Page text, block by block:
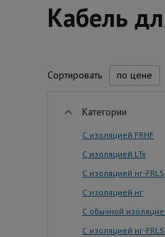
Кабель
Сортировать по цене
Категории
С изоляцией FRHF
С изоляцией LTx
С изоляцией нг-FRLS
С изоляцией нг
С обычной
С изоляцией нг-